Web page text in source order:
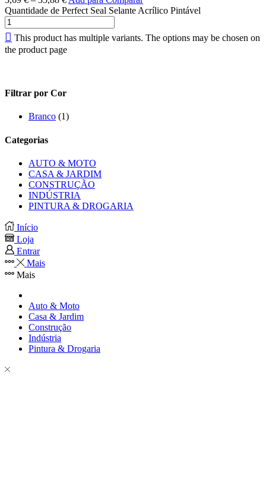
Quantidade de Perfect Seal Selante Acrílico Pintável
This product has multiple variants. The options may be chosen on
the product page
Filtrar por Cor
Branco (1)
Categorias
AUTO & MOTO
CASA & JARDIM
CONSTRUÇÃO
INDÚSTRIA
PINTURA & DROGARIA
Início
Loja
Entrar
Mais
Mais
Auto & Moto
Casa & Jardim
Construção
Indústria
Pintura & Drogaria